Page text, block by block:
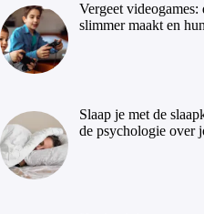
Vergeet
slimmer maakt en
Slaap je met de
de psychologie over